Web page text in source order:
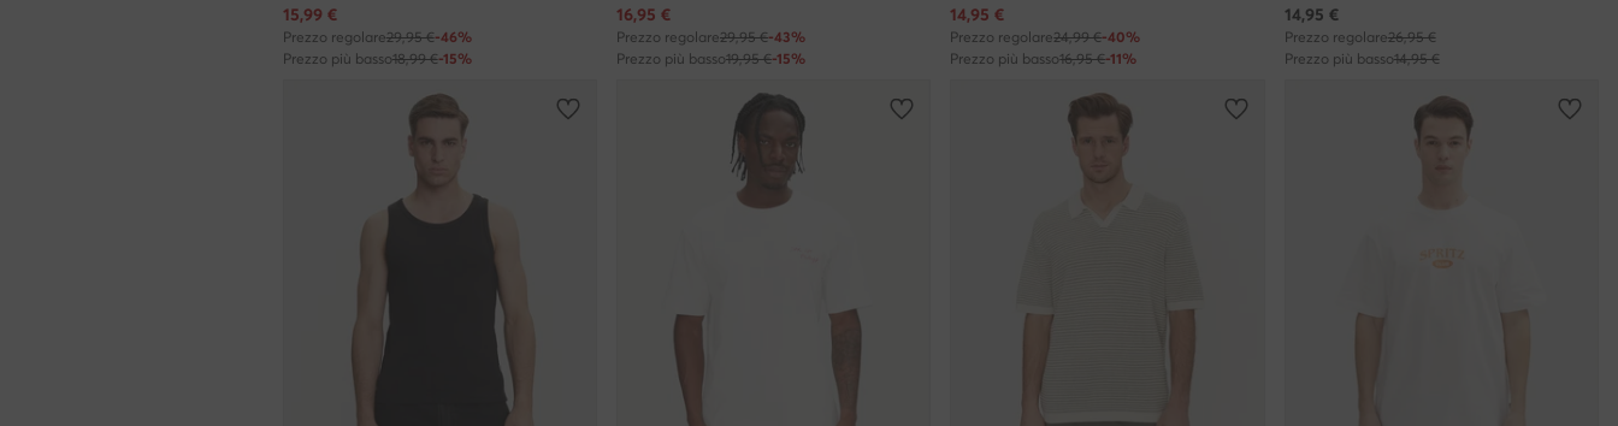
Prezzo attuale
15,99 €
Prezzo regolare29,95 €-46%
Prezzo più basso18,99 €-15%
Prezzo attuale
16,95 €
Prezzo regolare29,95 €-43%
Prezzo più basso19,95 €-15%
Prezzo attuale
14,95 €
Prezzo regolare24,99 €-40%
Prezzo più basso16,95 €-11%
Prezzo attuale
14,95 €
Prezzo regolare26,95 €
Prezzo più basso14,95 €